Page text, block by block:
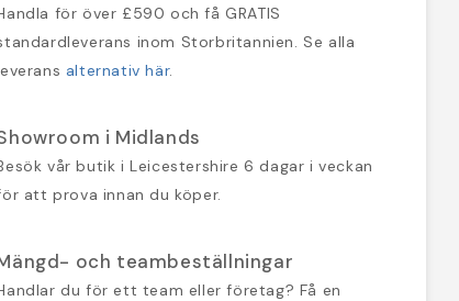
för över £590 och få GRATIS
inom Storbritannien. Se alla
alternativ här.
i Midlands
vår butik i Leicestershire 6 dagar i veckan
att prova innan du köper.
och teambeställningar
du för ett team eller företag? Få en